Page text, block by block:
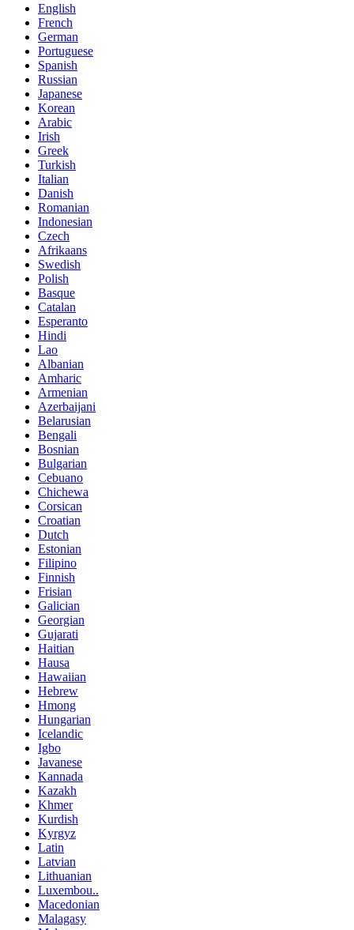
English
French
German
Portuguese
Spanish
Russian
Japanese
Korean
Arabic
Irish
Greek
Turkish
Italian
Danish
Romanian
Indonesian
Czech
Afrikaans
Swedish
Polish
Basque
Catalan
Esperanto
Hindi
Lao
Albanian
Amharic
Armenian
Azerbaijani
Belarusian
Bengali
Bosnian
Bulgarian
Cebuano
Chichewa
Corsican
Croatian
Dutch
Estonian
Filipino
Finnish
Frisian
Galician
Georgian
Gujarati
Haitian
Hausa
Hawaiian
Hebrew
Hmong
Hungarian
Icelandic
Igbo
Javanese
Kannada
Kazakh
Khmer
Kurdish
Kyrgyz
Latin
Latvian
Lithuanian
Luxembou..
Macedonian
Malagasy